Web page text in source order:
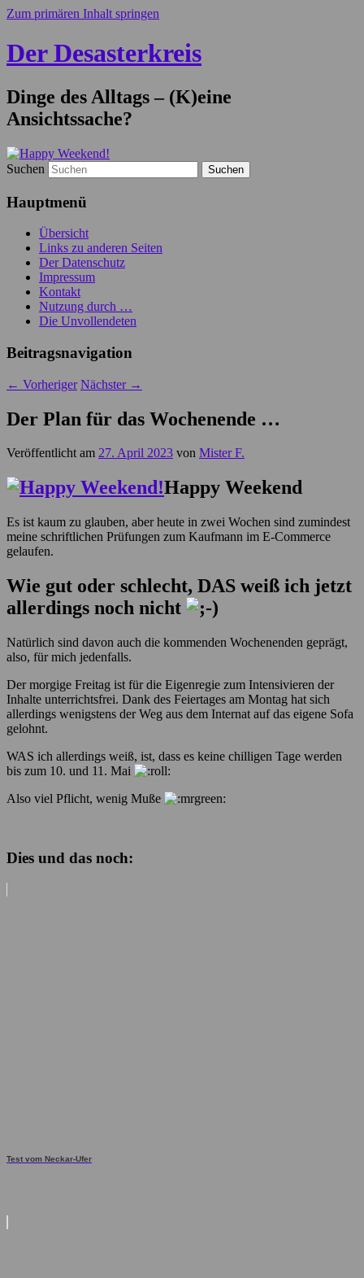
Zum primären Inhalt springen
Der Desasterkreis
Dinge des Alltags – (K)eine
Ansichtssache?
Suchen
Hauptmenü
Übersicht
Links zu anderen Seiten
Der Datenschutz
Impressum
Kontakt
Nutzung durch …
Die Unvollendeten
Beitragsnavigation
← Vorheriger Nächster →
Der Plan für das Wochenende …
Veröffentlicht am 27. April 2023 von Mister F.
Happy Weekend
Es ist kaum zu glauben, aber heute in zwei Wochen sind zumindest
meine schriftlichen Prüfungen zum Kaufmann im E-Commerce
gelaufen.
Wie gut oder schlecht, DAS weiß ich jetzt
allerdings noch nicht
Natürlich sind davon auch die kommenden Wochenenden geprägt,
also, für mich jedenfalls.
Der morgige Freitag ist für die Eigenregie zum Intensivieren der
Inhalte unterrichtsfrei. Dank des Feiertages am Montag hat sich
allerdings wenigstens der Weg aus dem Internat auf das eigene Sofa
gelohnt.
WAS ich allerdings weiß, ist, dass es keine chilligen Tage werden
bis zum 10. und 11. Mai
Also viel Pflicht, wenig Muße
Dies und das noch:
Test vom Neckar-Ufer